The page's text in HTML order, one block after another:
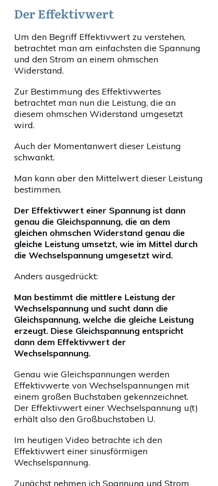
Der Effektivwert
Um den Begriff Effektivwert zu verstehen,
betrachtet man am einfachsten die Spannung
und den Strom an einem ohmschen
Widerstand.
Zur Bestimmung des Effektivwertes
betrachtet man nun die Leistung, die an
diesem ohmschen Widerstand umgesetzt
wird.
Auch der Momentanwert dieser Leistung
schwankt.
Man kann aber den Mittelwert dieser Leistung
bestimmen.
Der Effektivwert einer Spannung ist dann
genau die Gleichspannung, die an dem
gleichen ohmschen Widerstand genau die
gleiche Leistung umsetzt, wie im Mittel durch
die Wechselspannung umgesetzt wird.
Anders ausgedrückt:
Man bestimmt die mittlere Leistung der
Wechselspannung und sucht dann die
Gleichspannung, welche die gleiche Leistung
erzeugt. Diese Gleichspannung entspricht
dann dem Effektivwert der
Wechselspannung.
Genau wie Gleichspannungen werden
Effektivwerte von Wechselspannungen mit
einem großen Buchstaben gekennzeichnet.
Der Effektivwert einer Wechselspannung u(t)
erhält also den Großbuchstaben U.
Im heutigen Video betrachte ich den
Effektivwert einer sinusförmigen
Wechselspannung.
Zunächst nehmen ich Spannung und Strom